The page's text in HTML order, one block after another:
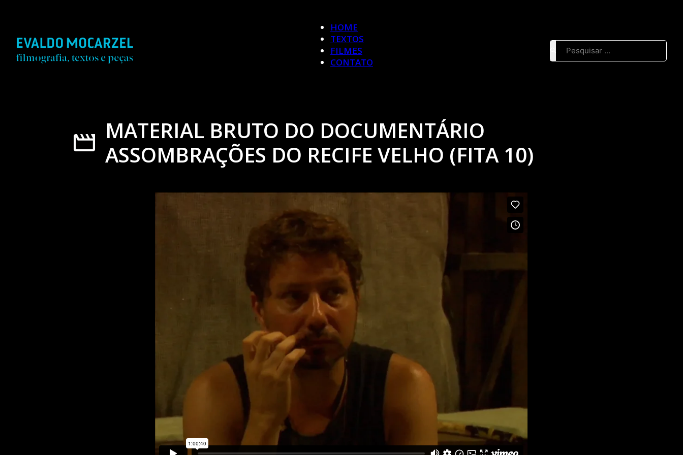
HOME
TEXTOS
FILMES
CONTATO
Pesquisar ...
MATERIAL BRUTO DO DOCUMENTÁRIO
ASSOMBRAÇÕES DO RECIFE VELHO (FITA 10)